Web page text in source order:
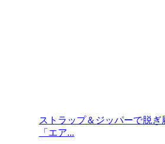
ストラップ＆ジッパーで脱ぎ
「エア...